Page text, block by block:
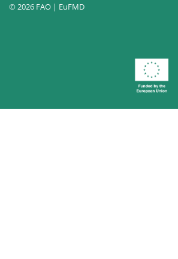
© 2026 FAO | EuFMD